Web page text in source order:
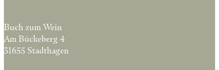
Buch zum Wein
Am Bückeberg 4
31655 Stadthagen